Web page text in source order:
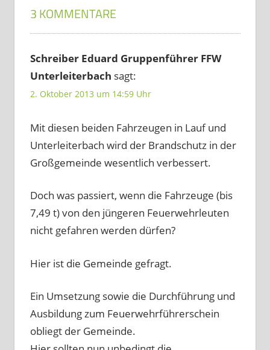
3 KOMMENTARE
Schreiber Eduard Gruppenführer FFW
Unterleiterbach sagt:
2. Oktober 2013 um 14:59 Uhr
Mit diesen beiden Fahrzeugen in Lauf und
Unterleiterbach wird der Brandschutz in der
Großgemeinde wesentlich verbessert.
Doch was passiert, wenn die Fahrzeuge (bis
7,49 t) von den jüngeren Feuerwehrleuten
nicht gefahren werden dürfen?
Hier ist die Gemeinde gefragt.
Ein Umsetzung sowie die Durchführung und
Ausbildung zum Feuerwehrführerschein
obliegt der Gemeinde.